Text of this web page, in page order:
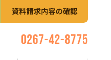
資料請求内容の確認
0267-42-8775